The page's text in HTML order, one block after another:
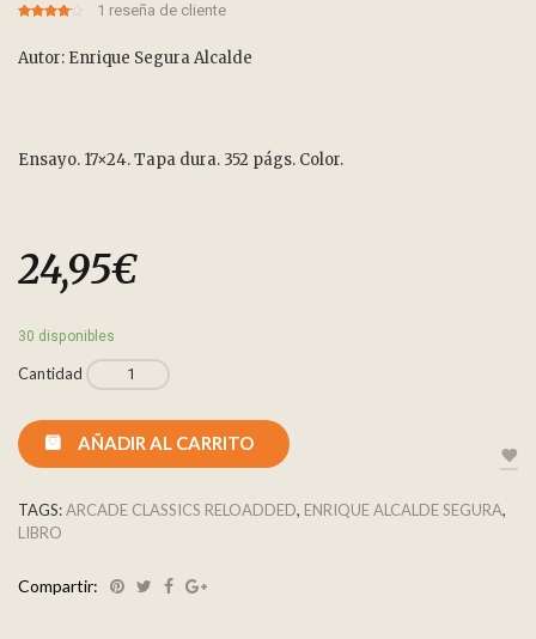
on
customer
1 reseña de cliente
Autor: Enrique Segura Alcalde
Ensayo. 17×24. Tapa dura. 352 págs. Color.
24,95€
30 disponibles
Cantidad
AÑADIR AL CARRITO
TAGS:ARCADE CLASSICS RELOADDED, ENRIQUE ALCALDE SEGURA,
LIBRO
Compartir: